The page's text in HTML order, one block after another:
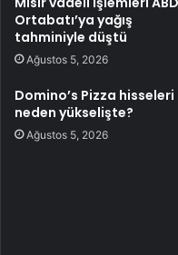
Ortabatı’ya yağış
tahminiyle düştü
Ağustos 5, 2026
Domino’s Pizza hisseleri
neden yükselişte?
Ağustos 5, 2026